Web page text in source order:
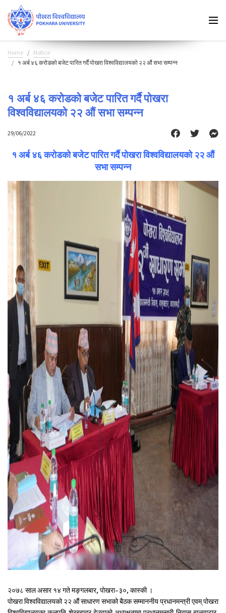
Home
Notice
१ अर्ब ४६ करोडको बजेट पारित गर्दै पोखरा विश्वविद्यालयको २२ औं सभा सम्पन्न
१ अर्ब ४६ करोडको बजेट पारित गर्दै पोखरा
विश्वविद्यालयको २२ औं सभा सम्पन्न
29/06/2022
१ अर्ब ४६ करोडको बजेट पारित गर्दै पोखरा विश्वविद्यालयको २२ औं
सभा सम्पन्न
२०७८ साल असार १४ गते मङ्गलबार, पोखरा–३०, कास्की ।
पोखरा विश्वविद्यालयको २२ औं साधारण सभाको बैठक सम्माननीय प्रधानमन्त्री एवम् पोखरा